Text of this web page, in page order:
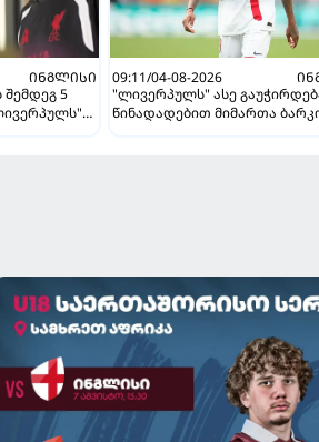
ᲘᲜᲒᲚᲘᲡᲘ
5
09:11/04-08-2026
"ლივერპულს" ასე
წინადადებით მიმართა